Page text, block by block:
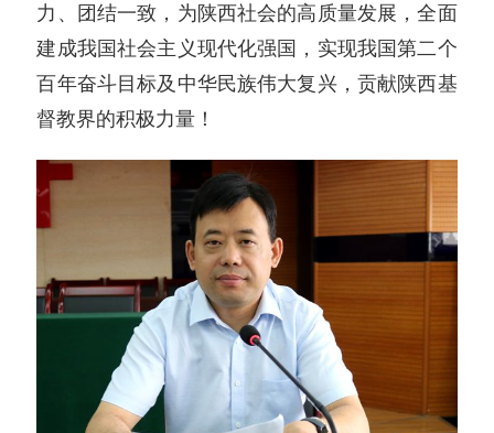
力、团结一致，为陕西社会的高质量发展，全面
建成我国社会主义现代化强国，实现我国第二个
百年奋斗目标及中华民族伟大复兴，贡献陕西基
督教界的积极力量！